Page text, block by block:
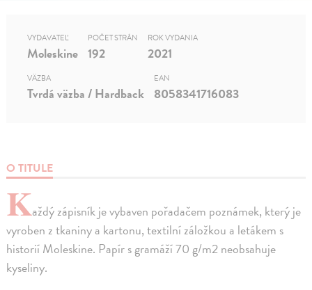
O TITULE
Každý zápisník je vybaven pořadačem poznámek, který je
vyroben z tkaniny a kartonu, textilní záložkou a letákem s
historií Moleskine. Papír s gramáží 70 g/m2 neobsahuje
kyseliny.
VYDAVATEĽ
Moleskine
POČET STRÁN
192
ROK VYDANIA
2021
VÄZBA
Tvrdá väzba / Hardback
EAN
8058341716083